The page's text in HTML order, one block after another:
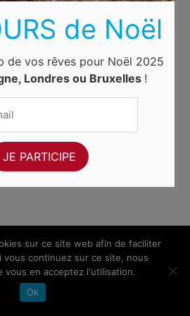
sur ce site web afin de faciliter
vous continuez sur ce site, nous
vous en acceptez l'utilisation.
Ok
de Noël
de vos rêves pour Noël 2025
Londres ou Bruxelles !